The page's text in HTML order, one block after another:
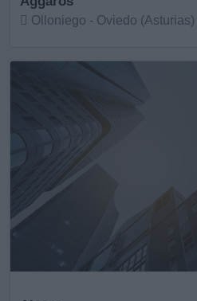
Olloniego - Oviedo (Asturias)